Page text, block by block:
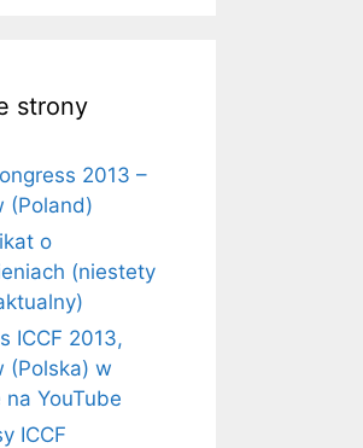
strony
2013 –
(Poland)
o
(niestety
ICCF 2013,
(Polska) w
na YouTube
ICCF